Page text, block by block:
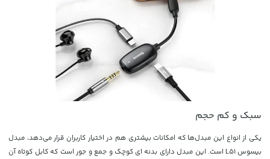
سبک و کم حجم
یکی از انواع این مبدل‌ها که امکانات بیشتری هم در اختیار کاربران قرار می‌دهد، مبدل
بیسوس L51
است. این مبدل دارای بدنه ای کوچک و جمع و جور است که کابل کوتاه آن